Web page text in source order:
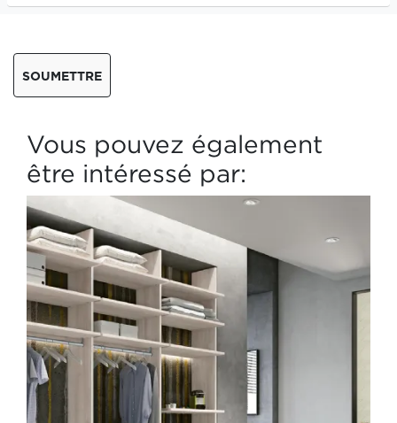
SOUMETTRE
Vous pouvez également
être intéressé par: